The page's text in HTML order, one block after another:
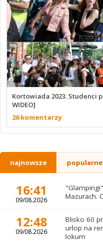
Kortowiada 2023. Studenci
WIDEO]
26 komentarzy
najnowsze popularne
16:41
09/08.2026
Mazurach.
12:48
09/08.2026
Blisko 60
urlop na
lokum